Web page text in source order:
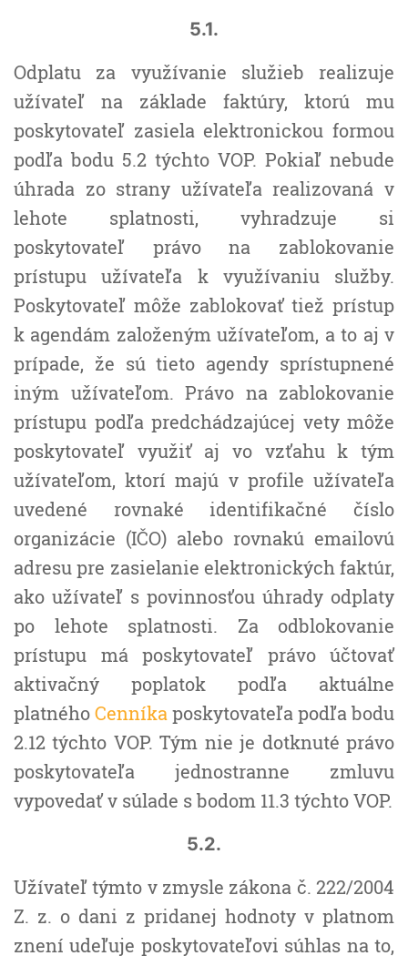
5.1.
Odplatu za využívanie služieb realizuje
užívateľ na základe faktúry, ktorú mu
poskytovateľ zasiela elektronickou formou
podľa bodu 5.2 týchto VOP. Pokiaľ nebude
úhrada zo strany užívateľa realizovaná v
lehote splatnosti, vyhradzuje si
poskytovateľ právo na zablokovanie
prístupu užívateľa k využívaniu služby.
Poskytovateľ môže zablokovať tiež prístup
k agendám založeným užívateľom, a to aj v
prípade, že sú tieto agendy sprístupnené
iným užívateľom. Právo na zablokovanie
prístupu podľa predchádzajúcej vety môže
poskytovateľ využiť aj vo vzťahu k tým
užívateľom, ktorí majú v profile užívateľa
uvedené rovnaké identifikačné číslo
organizácie (IČO) alebo rovnakú emailovú
adresu pre zasielanie elektronických faktúr,
ako užívateľ s povinnosťou úhrady odplaty
po lehote splatnosti. Za odblokovanie
prístupu má poskytovateľ právo účtovať
aktivačný poplatok podľa aktuálne
platnéhoCenníka poskytovateľa podľa bodu
2.12 týchto VOP. Tým nie je dotknuté právo
poskytovateľa jednostranne zmluvu
vypovedať v súlade s bodom 11.3 týchto VOP.
5.2.
Užívateľ týmto v zmysle zákona č. 222/2004
Z. z. o dani z pridanej hodnoty v platnom
znení udeľuje poskytovateľovi súhlas na to,